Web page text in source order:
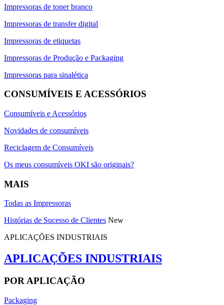
Impressoras de toner branco
Impressoras de transfer digital
Impressoras de etiquetas
Impressoras de Produção e Packaging
Impressoras para sinalética
CONSUMÍVEIS E ACESSÓRIOS
Consumíveis e Acessórios
Novidades de consumíveis
Reciclagem de Consumíveis
Os meus consumíveis OKI são originais?
MAIS
Todas as Impressoras
Histórias de Sucesso de Clientes New
APLICAÇÕES INDUSTRIAIS
APLICAÇÕES INDUSTRIAIS
POR APLICAÇÃO
Packaging